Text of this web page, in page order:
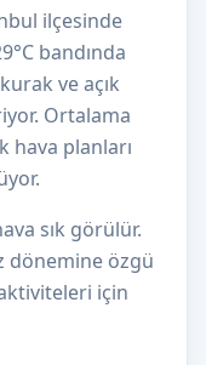
ilçesinde
bandında
ve açık
Ortalama
hava planları
sık görülür.
dönemine özgü
için